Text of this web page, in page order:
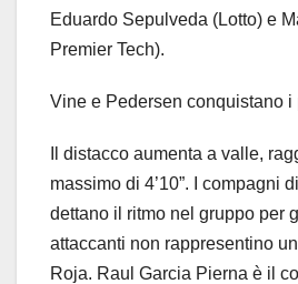
Eduardo Sepulveda (Lotto) e
Premier Tech).
Vine e Pedersen conquistano i
Il distacco aumenta a valle,
massimo di 4’10”. I compagni
dettano il ritmo nel gruppo per
attaccanti non rappresentino
Roja. Raul Garcia Pierna è il